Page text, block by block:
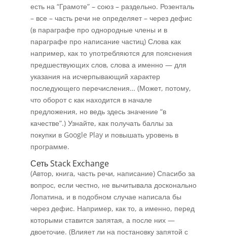
есть на “Грамоте” – союз – раздельно. Розенталь
– все – часть речи не определяет – через дефис
(в параграфе про однородные члены и в
параграфе про написание частиц) Слова как
например, как то употребляются для пояснения
предшествующих слов, слова а именно — для
указания на исчерпывающий характер
последующего перечисления… (Может, потому,
что оборот с как находится в начале
предложения, но ведь здесь значение “в
качестве”.) Узнайте, как получать баллы за
покупки в Google Play и повышать уровень в
программе.
Сеть Stack Exchange
(Автор, книга, часть речи, написание) Спасибо за
вопрос, если честно, не вычитывала досконально
Лопатина, и в подобном случае написала бы
через дефис. Например, как то, а именно, перед
которыми ставится запятая, а после них —
двоеточие. (Влияет ли на постановку запятой с